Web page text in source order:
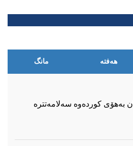
هەفتە مانگ
بەهۆی کوردەوە سەلامەتترە